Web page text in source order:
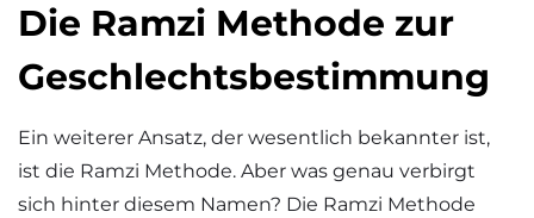
Die Ramzi Methode zur
Geschlechtsbestimmung
Ein weiterer Ansatz, der wesentlich bekannter ist,
ist die Ramzi Methode. Aber was genau verbirgt
sich hinter diesem Namen? Die Ramzi Methode